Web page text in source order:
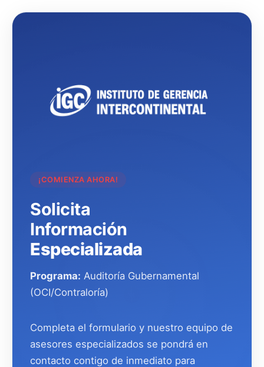
¡COMIENZA AHORA!
Solicita
Información
Especializada
Programa: Auditoría Gubernamental
(OCI/Contraloría)
Completa el formulario y nuestro equipo de
asesores especializados se pondrá en
contacto contigo de inmediato para